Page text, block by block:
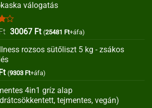
válogatás
Original
was:
30067 FtCurrent
is:
(25481 Ft+áfa)
rozsos sütőliszt 5 kg - zsákos
Ft (9303 Ft+áfa)
4in1 gríz alap
tejmentes, vegán)